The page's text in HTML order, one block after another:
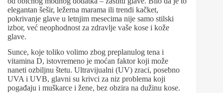
elegantan šešir, ležerna marama ili trendi kačket,
pokrivanje glave u letnjim mesecima nije samo stilski
izbor, već neophodnost za zdravlje vaše kose i kože
glave.
Sunce, koje toliko volimo zbog preplanulog tena i
vitamina D, istovremeno je moćan faktor koji može
naneti ozbiljnu štetu. Ultravijualni (UV) zraci, posebno
UVA i UVB, glavni su krivci za niz problema koji
pogađaju i muškarce i žene, bez obzira na dužinu kose.